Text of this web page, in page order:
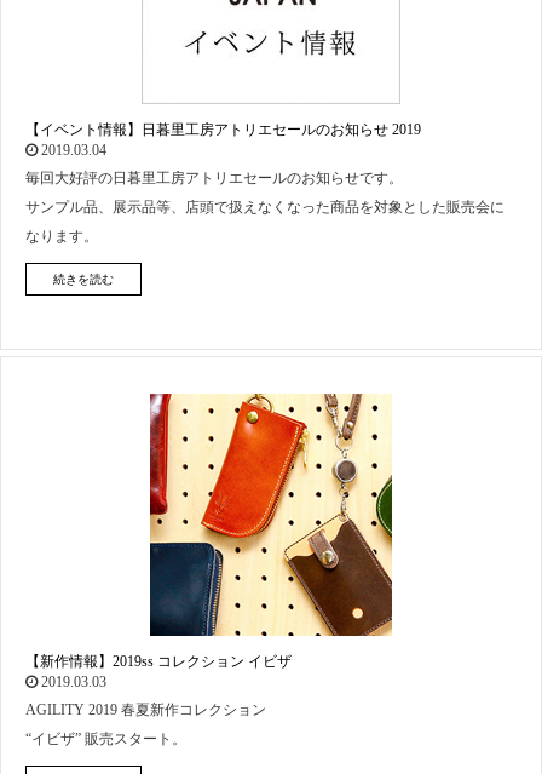
【イベント情報】日暮里工房アトリエセールのお知らせ 2019
2019.03.04
毎回大好評の日暮里工房アトリエセールのお知らせです。
サンプル品、展示品等、店頭で扱えなくなった商品を対象とした販売会に
なります。
続きを読む
【新作情報】2019ss コレクション イビザ
2019.03.03
AGILITY 2019 春夏新作コレクション
“イビザ” 販売スタート。